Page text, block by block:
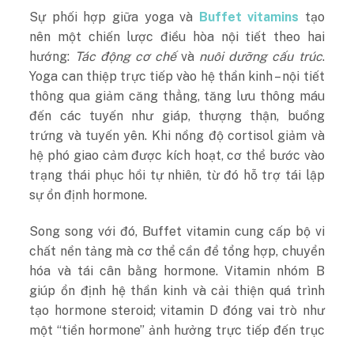
Sự phối hợp giữa yoga và Buffet vitamins tạo
nên một chiến lược điều hòa nội tiết theo hai
hướng: Tác động cơ chếvà nuôi dưỡng cấu trúc.
Yoga can thiệp trực tiếp vào hệ thần kinh – nội tiết
thông qua giảm căng thẳng, tăng lưu thông máu
đến các tuyến như giáp, thượng thận, buồng
trứng và tuyến yên. Khi nồng độ cortisol giảm và
hệ phó giao cảm được kích hoạt, cơ thể bước vào
trạng thái phục hồi tự nhiên, từ đó hỗ trợ tái lập
sự ổn định hormone.
Song song với đó, Buffet vitamin cung cấp bộ vi
chất nền tảng mà cơ thể cần để tổng hợp, chuyển
hóa và tái cân bằng hormone. Vitamin nhóm B
giúp ổn định hệ thần kinh và cải thiện quá trình
tạo hormone steroid; vitamin D đóng vai trò như
một “tiền hormone” ảnh hưởng trực tiếp đến trục